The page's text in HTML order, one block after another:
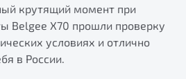
крутящий момент при
Belgee X70 прошли проверку
условиях и отлично
в России.